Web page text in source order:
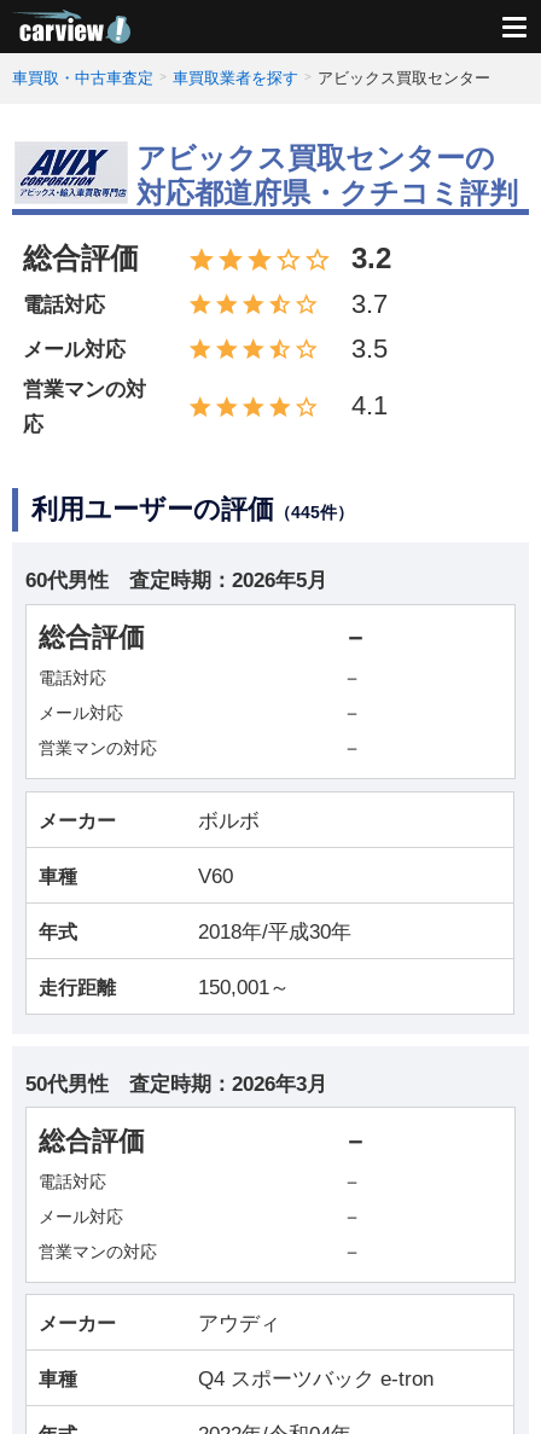
車買取・中古車査定 車買取業者を探す アビックス買取センター
アビックス買取センターの
対応都道府県・クチコミ評判
総合評価 3.2
電話対応 3.7
メール対応 3.5
営業マンの対
応
4.1
利用ユーザーの評価 （445件）
60代男性 査定時期： 2026年5月
総合評価 －
電話対応 －
メール対応 －
営業マンの対応 －
メーカー ボルボ
車種 V60
年式 2018年/平成30年
走行距離 150,001～
50代男性 査定時期： 2026年3月
総合評価 －
電話対応 －
メール対応 －
営業マンの対応 －
メーカー アウディ
車種 Q4 スポーツバック e-tron